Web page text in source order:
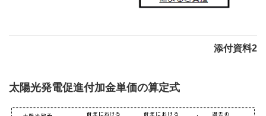
添付資料2
太陽光発電促進付加金単価の算定式